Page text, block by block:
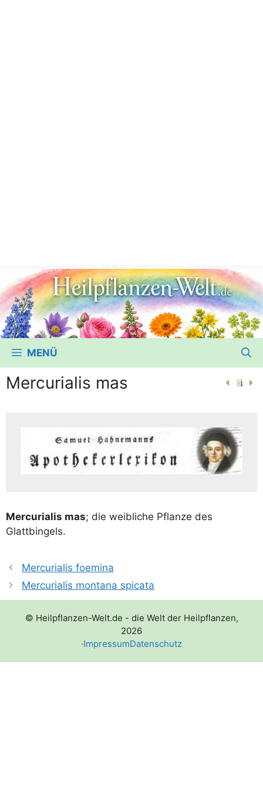
MENÜ
Mercurialis mas
Mer­cu­ria­lis mas; die weib­li­che Pflan­ze des
Glattbingels.
Mercurialis foemina
Mercurialis montana spicata
© Heilpflanzen-Welt.de - die Welt der Heilpflanzen,
2026
·ImpressumDatenschutz